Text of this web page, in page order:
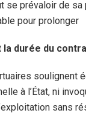
se prévaloir de sa
pour prolonger
durée du
soulignent
à l’État, ni
sans